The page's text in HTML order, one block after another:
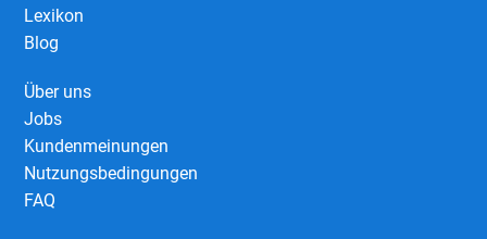
Lexikon
Blog
Über uns
Jobs
Kundenmeinungen
Nutzungsbedingungen
FAQ